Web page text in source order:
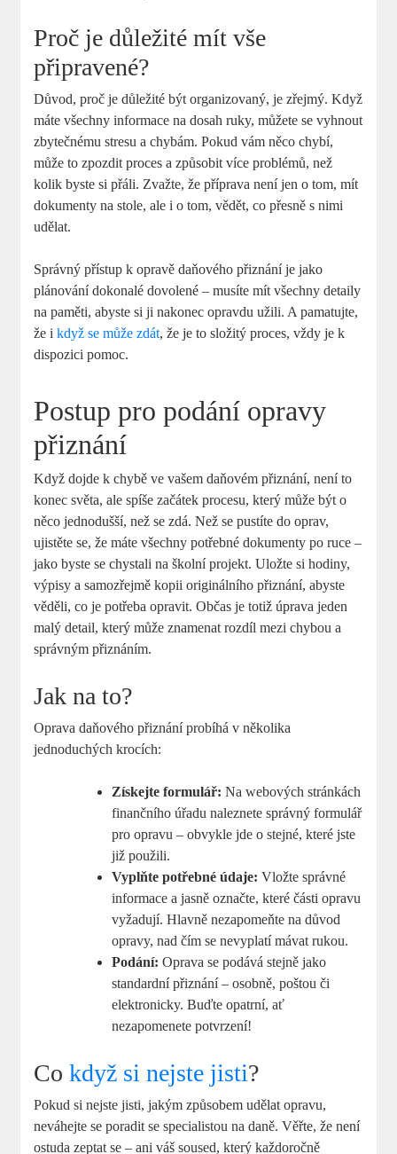
Proč je důležité mít vše
připravené?
Důvod, proč je důležité být organizovaný, je zřejmý. Když
máte všechny informace na dosah ruky, můžete se vyhnout
zbytečnému stresu a chybám. Pokud vám něco chybí,
může to zpozdit proces a způsobit více problémů, než
kolik byste si přáli. Zvažte, že příprava není jen o tom, mít
dokumenty na stole, ale i o tom, vědět, co přesně s nimi
udělat.
Správný přístup k opravě daňového přiznání je jako
plánování dokonalé dovolené – musíte mít všechny detaily
na paměti, abyste si ji nakonec opravdu užili. A pamatujte,
že ikdyž se může zdát, že je to složitý proces, vždy je k
dispozici pomoc.
Postup pro podání opravy
přiznání
Když dojde k chybě ve vašem daňovém přiznání, není to
konec světa, ale spíše začátek procesu, který může být o
něco jednodušší, než se zdá. Než se pustíte do oprav,
ujistěte se, že máte všechny potřebné dokumenty po ruce –
jako byste se chystali na školní projekt. Uložte si hodiny,
výpisy a samozřejmě kopii originálního přiznání, abyste
věděli, co je potřeba opravit. Občas je totiž úprava jeden
malý detail, který může znamenat rozdíl mezi chybou a
správným přiznáním.
Jak na to?
Oprava daňového přiznání probíhá v několika
jednoduchých krocích:
Získejte formulář: Na webových stránkách
finančního úřadu naleznete správný formulář
pro opravu – obvykle jde o stejné, které jste
již použili.
Vyplňte potřebné údaje: Vložte správné
informace a jasně označte, které části opravu
vyžadují. Hlavně nezapomeňte na důvod
opravy, nad čím se nevyplatí mávat rukou.
Podání: Oprava se podává stejně jako
standardní přiznání – osobně, poštou či
elektronicky. Buďte opatrní, ať
nezapomenete potvrzení!
Cokdyž si nejste jisti?
Pokud si nejste jisti, jakým způsobem udělat opravu,
neváhejte se poradit se specialistou na daně. Věřte, že není
ostuda zeptat se – ani váš soused, který každoročně